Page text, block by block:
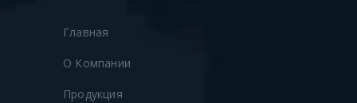
Главная
О Компании
Продукция